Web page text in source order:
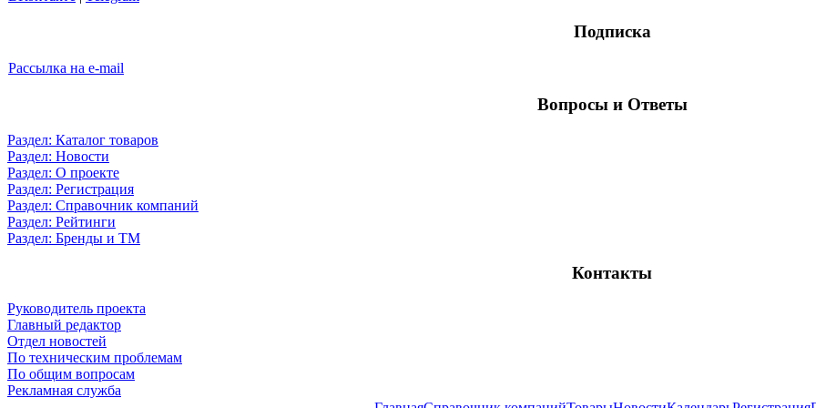
Подписка
Рассылка на e-mail
Вопросы и Ответы
Раздел: Каталог товаров
Раздел: Новости
Раздел: О проекте
Раздел: Регистрация
Раздел: Справочник компаний
Раздел: Рейтинги
Раздел: Бренды и ТМ
Контакты
Руководитель проекта
Главный редактор
Отдел новостей
По техническим проблемам
По общим вопросам
Рекламная служба